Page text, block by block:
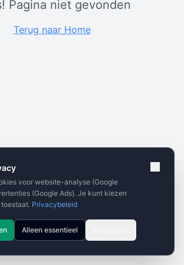
Pagina niet gevonden
Terug naar Home
voor website-analyse (Google
(Google Ads). Je kunt kiezen
Privacybeleid
Alleen essentieel